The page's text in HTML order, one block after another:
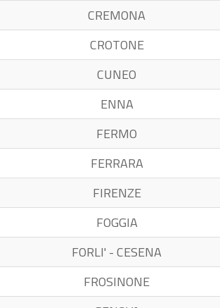
CREMONA
CROTONE
CUNEO
ENNA
FERMO
FERRARA
FIRENZE
FOGGIA
FORLI' - CESENA
FROSINONE